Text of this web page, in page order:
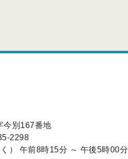
別167番地
2298
） 午前8時15分 ～ 午後5時00分